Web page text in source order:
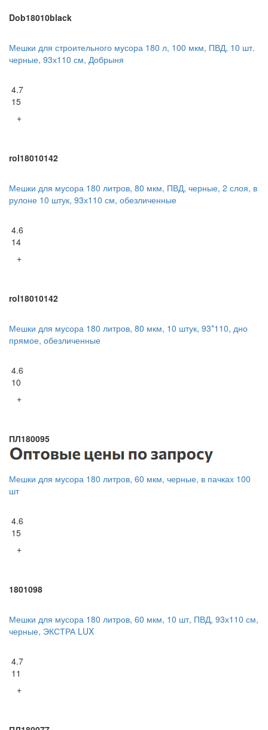
Dob18010black
Мешки для строительного мусора 180 л, 100 мкм, ПВД, 10 шт.
черные, 93х110 см, Добрыня
4.7
15
+
rol18010142
Мешки для мусора 180 литров, 80 мкм, ПВД, черные, 2 слоя, в
рулоне 10 штук, 93х110 см, обезличенные
4.6
14
+
rol18010142
Мешки для мусора 180 литров, 80 мкм, 10 штук, 93*110, дно
прямое, обезличенные
4.6
10
+
ПЛ180095
Мешки для мусора 180 литров, 60 мкм, черные, в пачках 100
шт
4.6
15
+
1801098
Мешки для мусора 180 литров, 60 мкм, 10 шт, ПВД, 93х110 см,
черные, ЭКСТРА LUX
4.7
11
+